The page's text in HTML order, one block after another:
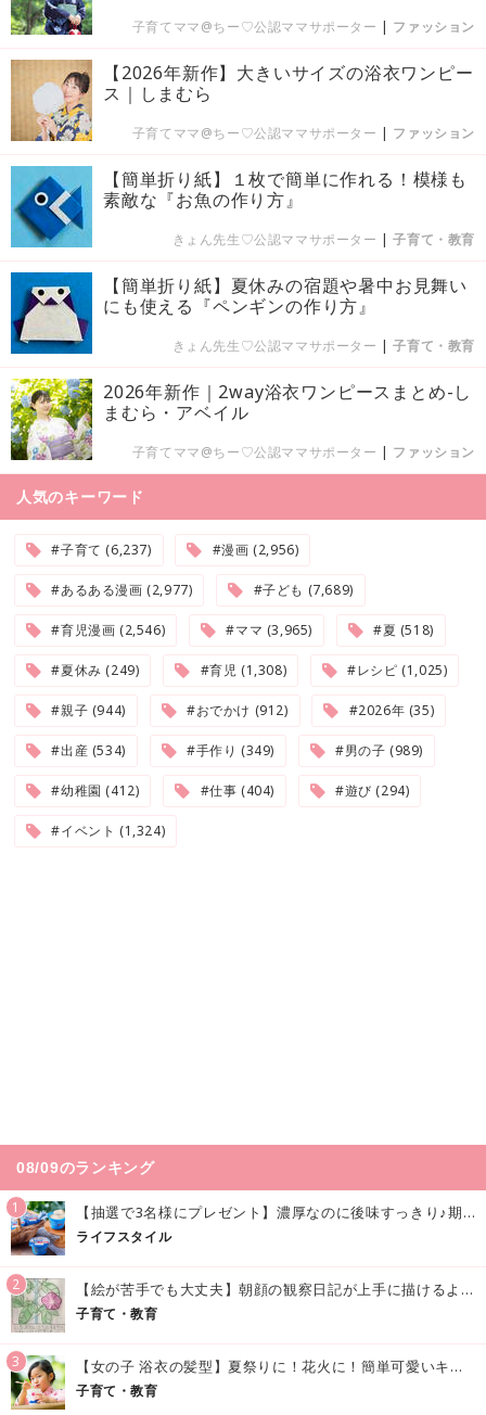
子育てママ@ちー♡公認ママサポーター | ファッション
【2026年新作】大きいサイズの浴衣ワンピー
ス｜しまむら
子育てママ@ちー♡公認ママサポーター | ファッション
【簡単折り紙】１枚で簡単に作れる！模様も
素敵な『お魚の作り方』
きょん先生♡公認ママサポーター |子育て・教育
【簡単折り紙】夏休みの宿題や暑中お見舞い
にも使える『ペンギンの作り方』
きょん先生♡公認ママサポーター |子育て・教育
2026年新作｜2way浴衣ワンピースまとめ-し
まむら・アベイル
子育てママ@ちー♡公認ママサポーター | ファッション
人気のキーワード
#子育て (6,237) #漫画 (2,956)
#あるある漫画 (2,977) #子ども (7,689)
#育児漫画 (2,546) #ママ (3,965) #夏 (518)
#夏休み (249) #育児 (1,308) #レシピ (1,025)
#親子 (944) #おでかけ (912) #2026年 (35)
#出産 (534) #手作り (349) #男の子 (989)
#幼稚園 (412) #仕事 (404) #遊び (294)
#イベント (1,324)
08/09のランキング
1 【抽選で3名様にプレゼント】濃厚なのに後味すっきり♪期間限定の「メイトーのなめらかプリン カルピス®入りソース」で夏を味わおう！
ライフスタイル
2 【絵が苦手でも大丈夫】朝顔の観察日記が上手に描けるようになる方法｜イラスト付き
子育て・教育
3 【女の子 浴衣の髪型】夏祭りに！花火に！簡単可愛いキッズの浴衣ヘアアレンジまとめ
子育て・教育